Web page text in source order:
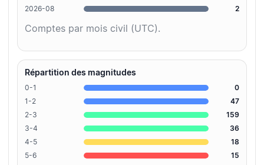
2026-08
2
Comptes par mois civil (UTC).
Répartition des magnitudes
0-1
0
1-2
47
2-3
159
3-4
36
4-5
18
5-6
15